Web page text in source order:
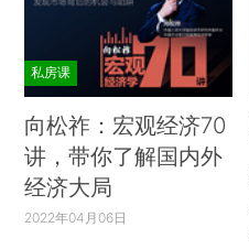
私房课
向松祚：宏观经济70
讲，带你了解国内外
经济大局
2022年04月06日